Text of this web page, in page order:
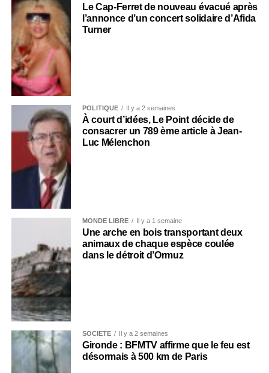
Le Cap-Ferret de nouveau évacué après
l’annonce d’un concert solidaire d’Afida
Turner
POLITIQUE Il y a 2 semaines
À court d’idées, Le Point décide de
consacrer un 789 ème article à Jean-
Luc Mélenchon
MONDE LIBRE Il y a 1 semaine
Une arche en bois transportant deux
animaux de chaque espèce coulée
dans le détroit d’Ormuz
SOCIÉTÉ Il y a 2 semaines
Gironde : BFMTV affirme que le feu est
désormais à 500 km de Paris